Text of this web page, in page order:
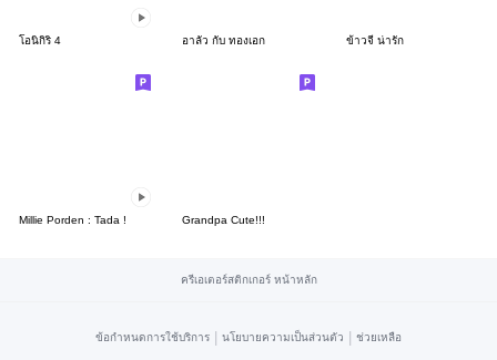
โอนิกิริ 4 อาลัว กับ ทองเอก ข้าวจี่ น่ารัก
Millie Porden : Tada ! Grandpa Cute!!!
ครีเอเตอร์สติกเกอร์ หน้าหลัก
ข้อกำหนดการใช้บริการ | นโยบายความเป็นส่วนตัว | ช่วยเหลือ